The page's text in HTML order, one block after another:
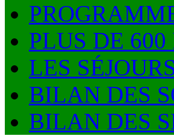
PLUS DE
LES
BILAN DES
BILAN DES